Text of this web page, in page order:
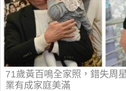
71歲黃百鳴全家照，錯失周
業有成家庭美滿